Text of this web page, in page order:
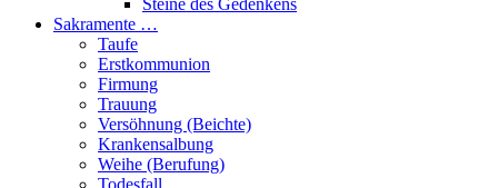
Steine des Gedenkens
Sakramente …
Taufe
Erstkommunion
Firmung
Trauung
Versöhnung (Beichte)
Krankensalbung
Weihe (Berufung)
Todesfall